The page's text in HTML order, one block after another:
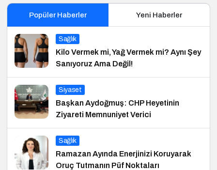
Popüler Haberler Yeni Haberler
Sağlık
Kilo Vermek mi, Yağ Vermek mi? Aynı Şey
Sanıyoruz Ama Değil!
Siyaset
Başkan Aydoğmuş: CHP Heyetinin
Ziyareti Memnuniyet Verici
Sağlık
Ramazan Ayında Enerjinizi Koruyarak
Oruç Tutmanın Püf Noktaları